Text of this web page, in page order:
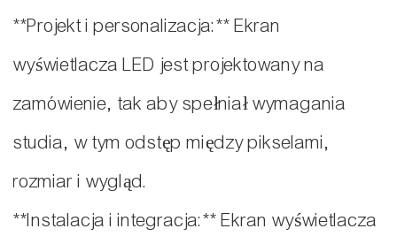
**Projekt i personalizacja:** Ekran
wyświetlacza LED jest projektowany na
zamówienie, tak aby spełniał wymagania
studia, w tym odstęp między pikselami,
rozmiar i wygląd.
**Instalacja i integracja:** Ekran wyświetlacza